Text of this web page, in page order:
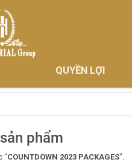
QUYỀN LỢI
phẩm
"COUNTDOWN 2023 PACKAGES".